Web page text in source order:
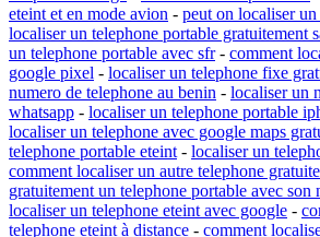
eteint et en mode avion - peut on localiser
localiser un telephone portable gratuitement
un telephone portable avec sfr- comment
google pixel - localiser un telephone fixe
numero de telephone au benin - localiser un
whatsapp - localiser un telephone portable
localiser un telephone avec google maps
telephone portable eteint - localiser un
comment localiser un autre telephone
gratuitement un telephone portable avec son
localiser un telephone eteint avec google -
telephone eteint à distance - comment